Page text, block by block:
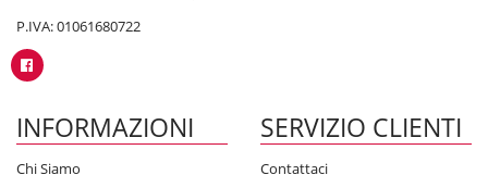
P.IVA: 01061680722
INFORMAZIONI
Chi Siamo
SERVIZIO CLIENTI
Contattaci